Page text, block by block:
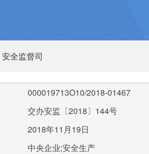
安全监督司
000019713O10/2018-01467
交办安监〔2018〕144号
2018年11月19日
中央企业;安全生产